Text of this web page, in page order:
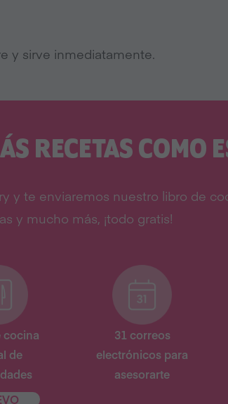
y sirve inmediatamente.
RECETAS COMO
y te enviaremos nuestro libro de
y mucho más, ¡todo gratis!
cocina
de
31 correos
electrónicos para
asesorarte